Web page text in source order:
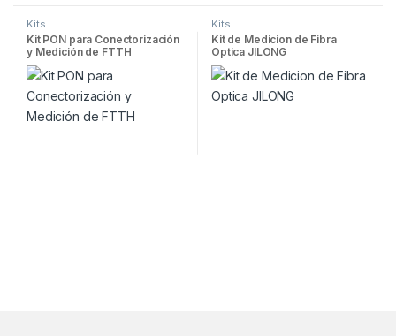
Kits
Kit PON para Conectorización
y Medición de FTTH
Kits
Kit de Medicion de Fibra
Optica JILONG